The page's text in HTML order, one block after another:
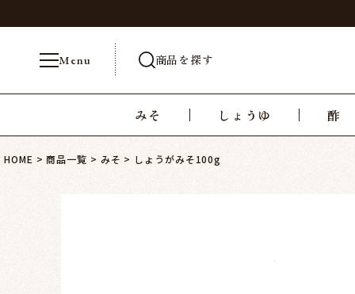
Menu 商品を探す
みそ しょうゆ 酢
HOME 商品一覧 みそ しょうがみそ100g